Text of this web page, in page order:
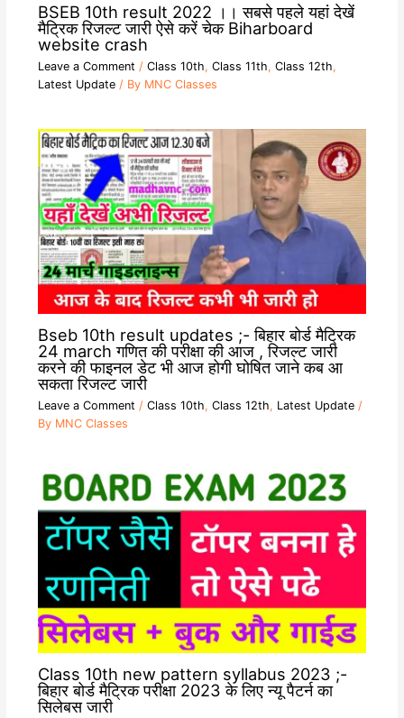
BSEB 10th result 2022 ।। सबसे पहले यहां देखें
मैट्रिक रिजल्ट जारी ऐसे करें चेक Biharboard
website crash
Leave a Comment / Class 10th, Class 11th, Class 12th,
Latest Update/ By MNC Classes
Bseb 10th result updates ;- बिहार बोर्ड मैट्रिक
24 march गणित की परीक्षा की आज , रिजल्ट जारी
करने की फाइनल डेट भी आज होगी घोषित जाने कब आ
सकता रिजल्ट जारी
Leave a Comment / Class 10th, Class 12th, Latest Update/
By MNC Classes
Class 10th new pattern syllabus 2023 ;-
बिहार बोर्ड मैट्रिक परीक्षा 2023 के लिए न्यू पैटर्न का
सिलेबस जारी